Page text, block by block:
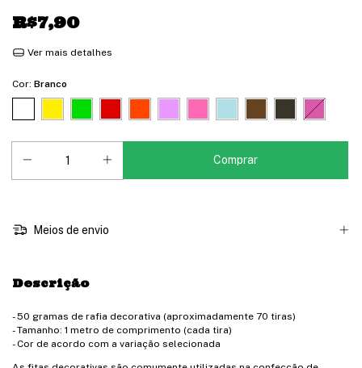
R$7,90
Ver mais detalhes
Cor: Branco
Meios de envio
Descrição
- 50 gramas de rafia decorativa (aproximadamente 70 tiras)
- Tamanho: 1 metro de comprimento (cada tira)
- Cor de acordo com a variação selecionada